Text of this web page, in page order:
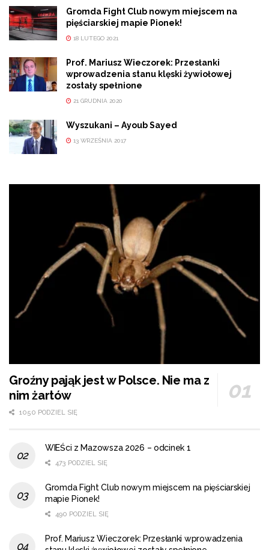
Gromda Fight Club nowym miejscem na
pięściarskiej mapie Pionek!
18 LUTEGO 2021
Prof. Mariusz Wieczorek: Przesłanki
wprowadzenia stanu klęski żywiołowej
zostały spełnione
21 GRUDNIA 2020
Wyszukani – Ayoub Sayed
13 WRZEŚNIA 2017
Groźny pająk jest w Polsce. Nie ma z
nim żartów
1050 PODZIEL SIĘ
WIEŚci z Mazowsza 2026 – odcinek 1
473 PODZIEL SIĘ
Gromda Fight Club nowym miejscem na pięściarskiej
mapie Pionek!
490 PODZIEL SIĘ
Prof. Mariusz Wieczorek: Przesłanki wprowadzenia